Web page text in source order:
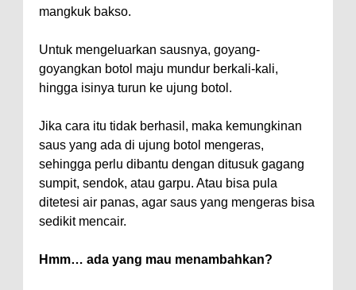
mangkuk bakso.
Untuk mengeluarkan sausnya, goyang-
goyangkan botol maju mundur berkali-kali,
hingga isinya turun ke ujung botol.
Jika cara itu tidak berhasil, maka kemungkinan
saus yang ada di ujung botol mengeras,
sehingga perlu dibantu dengan ditusuk gagang
sumpit, sendok, atau garpu. Atau bisa pula
ditetesi air panas, agar saus yang mengeras bisa
sedikit mencair.
Hmm… ada yang mau menambahkan?